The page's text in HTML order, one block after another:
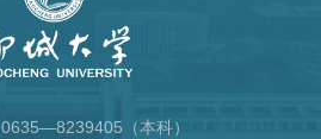
0635—8239405（本科）